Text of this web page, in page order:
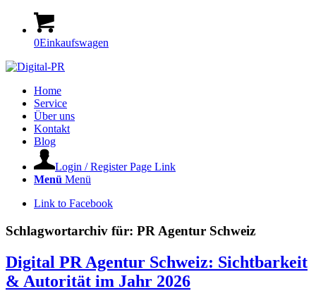
0Einkaufswagen
Home
Service
Über uns
Kontakt
Blog
Login / Register Page Link
Menü Menü
Link to Facebook
Schlagwortarchiv für: PR Agentur Schweiz
Digital PR Agentur Schweiz: Sichtbarkeit
& Autorität im Jahr 2026